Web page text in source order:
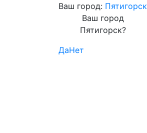
Ваш город: Пятигорск
Ваш город
Пятигорск?
ДаНет